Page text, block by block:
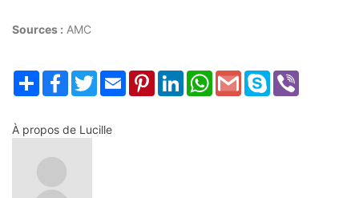
Sources : AMC
PartagerFacebook
TwitterEmail PinterestLinkedInWhatsApp
Gmail Skype
À propos de Lucille